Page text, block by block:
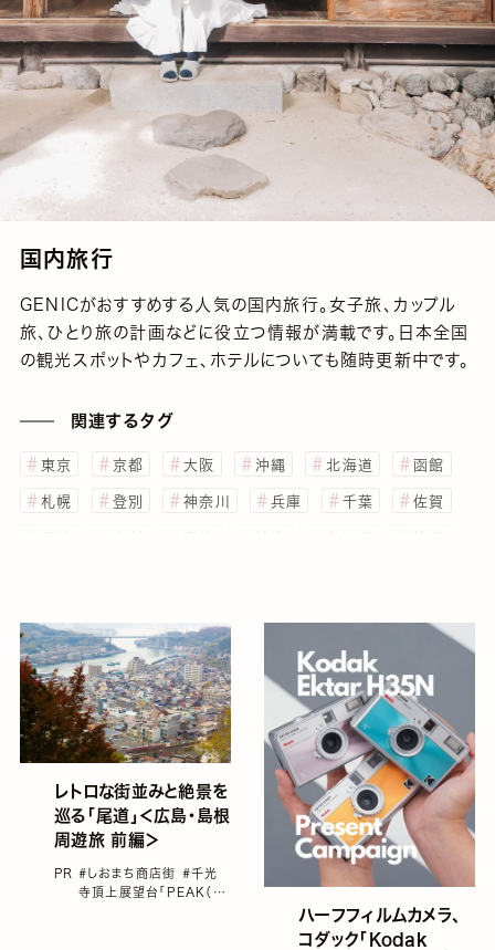
国内旅行
GENICがおすすめする人気の国内旅行。女子旅、カップル
旅、ひとり旅の計画などに役立つ情報が満載です。日本全国
の観光スポットやカフェ、ホテルについても随時更新中です。
関連するタグ
東京 京都 大阪 沖縄 北海道 函館
札幌 登別 神奈川 兵庫 千葉 佐賀
石川 福島 茨城 愛知
山形 滋賀 奈良 栃木 富山 青森
新潟 大分 愛媛 鳥取 徳島 山口
香川 宮城 岩手 群馬
レトロな街並みと絶景を
巡る「尾道」＜広島・島根
周遊旅 前編＞
PR #しおまち商店街 #千光
寺頂上展望台「PEAK（ピ
ハーフフィルムカメラ、
コダック「Kodak